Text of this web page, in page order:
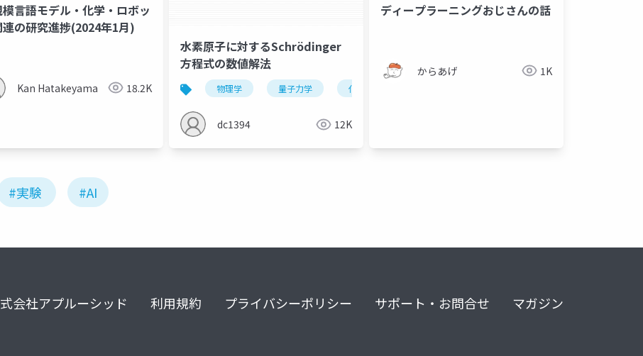
模言語モデル・化学・ロボッ
連の研究進捗(2024年1月)
Kan Hatakeyama 18.2K
水素原子に対するSchrödinger
方程式の数値解法
物理学 量子力学 化学
dc1394 12K
ディープラーニングおじさんの話
からあげ 1K
#実験 #AI
会社アプルーシッド 利用規約 プライバシーポリシー サポート・お問合せ マガジン